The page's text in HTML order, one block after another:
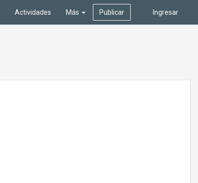
Ingresar
Actividades Más Publicar